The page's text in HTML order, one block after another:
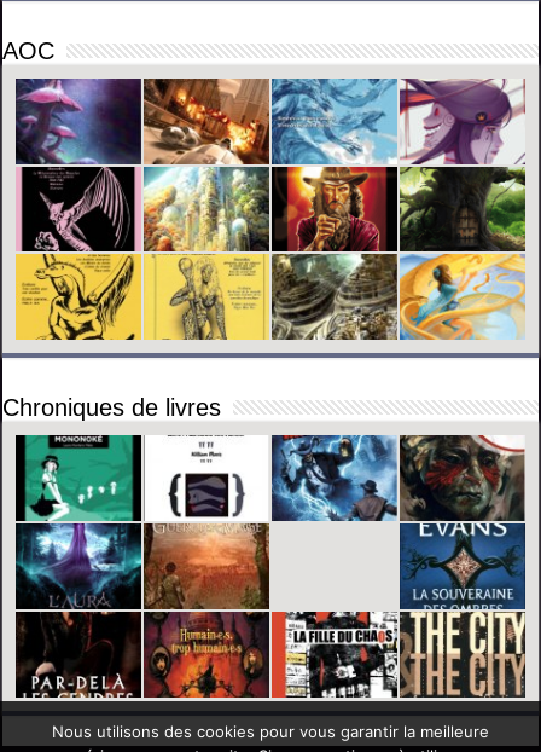
AOC
Chroniques de livres
Nous utilisons des cookies pour vous garantir la meilleure